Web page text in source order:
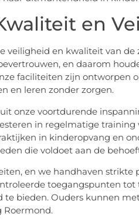
en
veiligheid en kwaliteit van
en daarom
faciliteiten zijn ontworpen
en leren zonder zorgen.
onze voortdurende
in regelmatige training
in kinderopvang en
die voldoet aan de
en we handhaven strikte
toegangspunten tot
te bieden. Ouders kunnen
Roermond.